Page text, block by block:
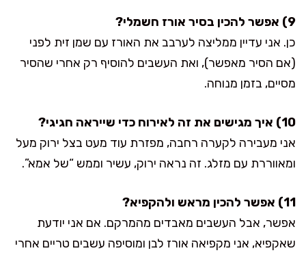
9) אפשר להכין בסיר אורז חשמלי?
כן. אני עדיין ממליצה לערבב את האורז עם שמן זית לפני
(אם הסיר מאפשר), ואת העשבים להוסיף רק אחרי שהסיר
מסיים, בזמן מנוחה.
10) איך מגישים את זה לאירוח כדי שייראה חגיגי?
אני מעבירה לקערה רחבה, מפזרת עוד מעט בצל ירוק מעל
ומאווררת עם מזלג. זה נראה ירוק, עשיר וממש “של אמא”.
11) אפשר להכין מראש ולהקפיא?
אפשר, אבל העשבים מאבדים מהמרקם. אם אני יודעת
שאקפיא, אני מקפיאה אורז לבן ומוסיפה עשבים טריים אחרי